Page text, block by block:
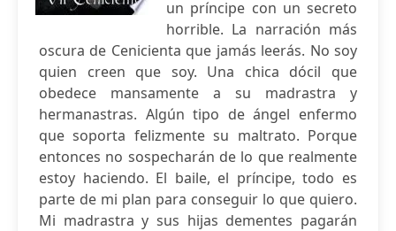
un príncipe con un secreto
horrible. La narración más
oscura de Cenicienta que jamás leerás. No soy
quien creen que soy. Una chica dócil que
obedece mansamente a su madrastra y
hermanastras. Algún tipo de ángel enfermo
que soporta felizmente su maltrato. Porque
entonces no sospecharán de lo que realmente
estoy haciendo. El baile, el príncipe, todo es
parte de mi plan para conseguir lo que quiero.
Mi madrastra y sus hijas dementes pagarán